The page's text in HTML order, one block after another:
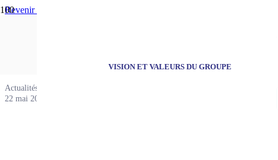
VISION ET VALEURS DU GROUPE
Revenir aux actualités
Actualités
22 mai 2017